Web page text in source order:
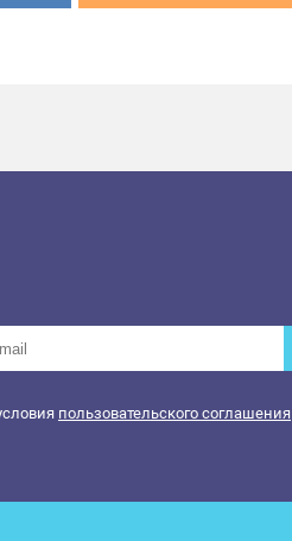
пользовательского соглашения